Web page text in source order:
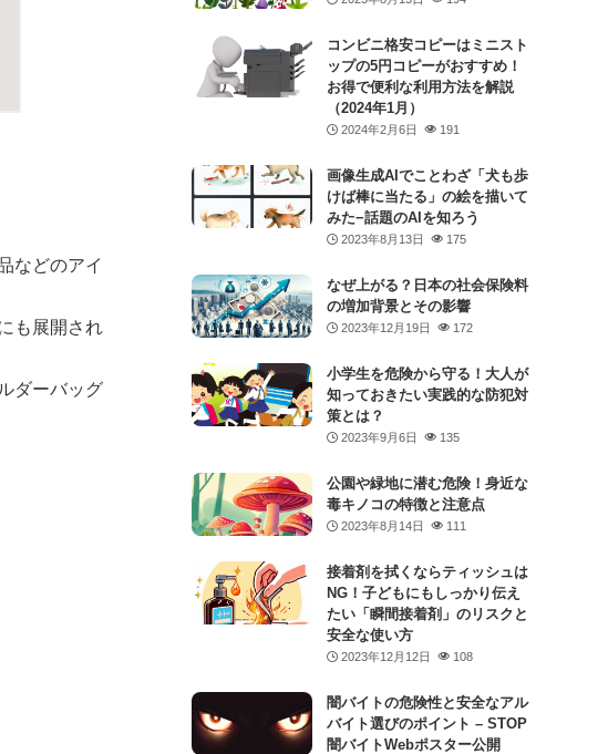
などのアイ
も展開され
ダーバッグ
コンビニ格安コピーはミニスト
ップの5円コピーがおすすめ！
お得で便利な利用方法を解説
（2024年1月）
2024年2月6日 191
画像生成AIでことわざ「犬も歩
けば棒に当たる」の絵を描いて
みた−話題のAIを知ろう
2023年8月13日 175
なぜ上がる？日本の社会保険料
の増加背景とその影響
2023年12月19日 172
小学生を危険から守る！大人が
知っておきたい実践的な防犯対
策とは？
2023年9月6日 135
公園や緑地に潜む危険！身近な
毒キノコの特徴と注意点
2023年8月14日 111
接着剤を拭くならティッシュは
NG！子どもにもしっかり伝え
たい「瞬間接着剤」のリスクと
安全な使い方
2023年12月12日 108
闇バイトの危険性と安全なアル
バイト選びのポイント – STOP
闇バイトWebポスター公開